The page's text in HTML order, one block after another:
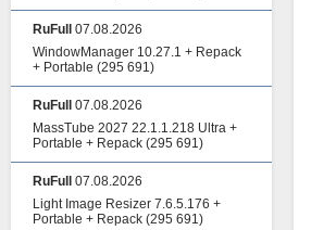
RuFull
07.08.2026
WindowManager 10.27.1 + Repack
+ Portable (295 691)
RuFull
07.08.2026
MassTube 2027 22.1.1.218 Ultra +
Portable + Repack (295 691)
RuFull
07.08.2026
Light Image Resizer 7.6.5.176 +
Portable + Repack (295 691)